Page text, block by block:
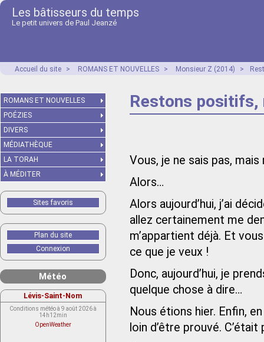
Les bâtisseurs du temps
Le petit univers de Paul Jeanzé
Accueil du site > ROMANS ET NOUVELLES > Monsieur Z (2014) >
Restons
Vous, je ne sais pas,
Alors…
Alors aujourd’hui, j’ai
allez certainement me
m’appartient déjà. Et
ce que je veux !
Donc, aujourd’hui, je
quelque chose à dire…
Nous étions hier. Enfin,
loin d’être prouvé.
ROMANS ET NOUVELLES
POÉZIES
DIVERS
MÉDIATHÈQUE
LA TORAH
À MÉDITER
Sites favoris
Plan du site
Connexion
Météo
Lévis-Saint-Nom
Conditions météo à 9 août 2026 à
14h12min
OpenWeather